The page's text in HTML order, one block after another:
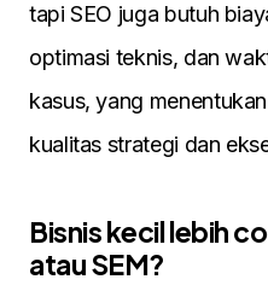
tapi SEO juga butuh
optimasi teknis, dan
kasus, yang
kualitas strategi dan
Bisnis kecil lebih
atau SEM?